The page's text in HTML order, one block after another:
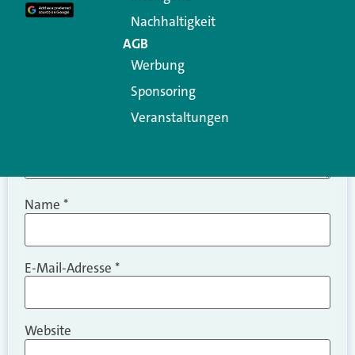
Kommentar
Name *
E-Mail-Adresse *
Website
Nachhaltigkeit
AGB
Werbung
Sponsoring
Veranstaltungen